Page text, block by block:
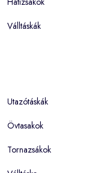
Válltáskák
Utazótáskák
Övtasakok
Tornazsákok